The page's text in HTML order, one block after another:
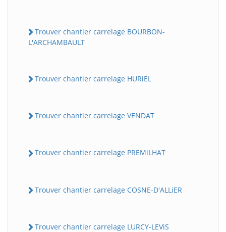
Trouver chantier carrelage BOURBON-
L'ARCHAMBAULT
Trouver chantier carrelage HURiEL
Trouver chantier carrelage VENDAT
Trouver chantier carrelage PREMiLHAT
Trouver chantier carrelage COSNE-D'ALLiER
Trouver chantier carrelage LURCY-LEViS